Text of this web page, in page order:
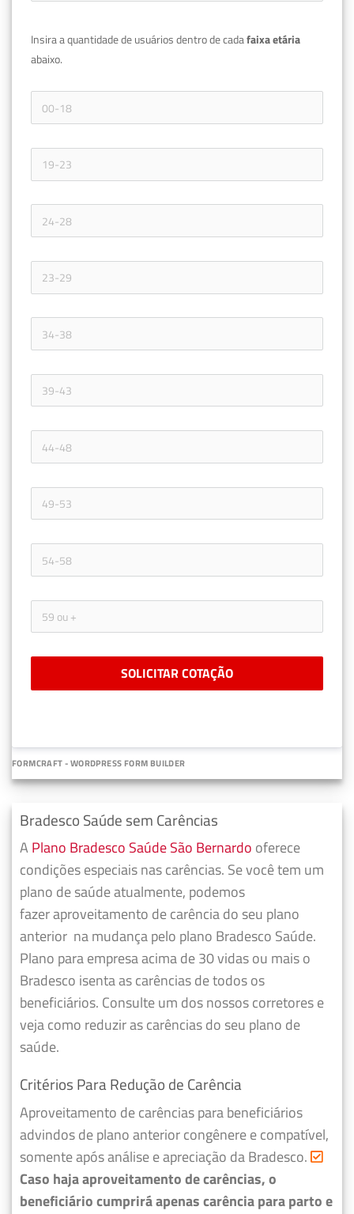
Insira a quantidade de usuários dentro de cada
abaixo.
SOLICITAR COTAÇÃO
FORMCRAFT - WORDPRESS FORM BUILDER
Bradesco Saúde sem Carências
A Plano Bradesco Saúde São Bernardo oferece
condições especiais nas carências. Se você tem um
plano de saúde atualmente, podemos
fazeraproveitamento de carência do seu plano
anterior na mudança pelo plano Bradesco Saúde.
Plano para empresa acima de 30 vidas ou mais o
Bradesco isenta as carências de todos os
beneficiários. Consulte um dos nossos corretores e
veja como reduzir as carências do seu plano de
saúde.
Critérios Para Redução de Carência
Aproveitamento de carências para beneficiários
advindos de plano anterior congênere e compatível,
somente após análise e apreciação da Bradesco.
Caso haja aproveitamento de carências, o
beneficiário cumprirá apenas carência para parto e